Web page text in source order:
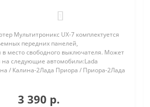
Мультитроникс UX-7 комплектуется
передних панелей,
в место свободного выключателя. Может
на следующие автомобили:Lada
/ Калина-2Лада Приора / Приора-2Лада
3 390 р.